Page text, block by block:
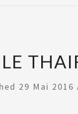
LE
29 Mai 2016